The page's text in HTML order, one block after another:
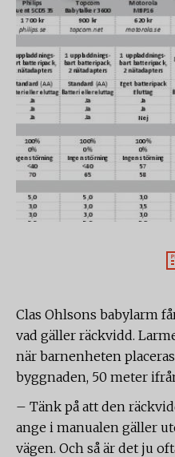
Clas Ohlsons babylarm
vad gäller räckvidd.
när barnenheten
byggnaden, 50 meter
–­ Tänk på att den
ange i manualen gäller
vägen. Och så är det ju